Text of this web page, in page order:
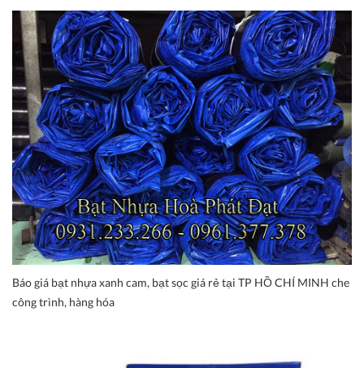
Báo giá bạt nhựa xanh cam, bạt sọc giá rẻ tại TP HỒ CHÍ MINH che
công trình, hàng hóa